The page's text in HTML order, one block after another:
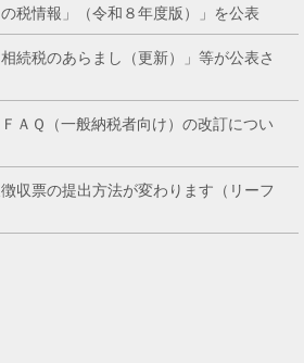
税情報」（令和８年度版）」を公表
続税のあらまし（更新）」等が公表さ
ＡＱ（一般納税者向け）の改訂につい
収票の提出方法が変わります（リーフ